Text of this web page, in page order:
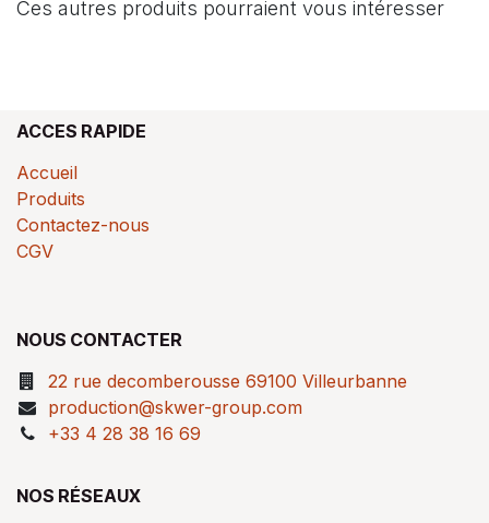
Ces autres produits pourraient vous intéresser
ACCES RAPIDE
Accueil
Produits
Contactez-nous
CGV
NOUS CONTACTER
22 rue decomberousse 69100 Villeurbanne
production@skwer-group.com
+33 4 28 38 16 69
NOS RÉSEAUX